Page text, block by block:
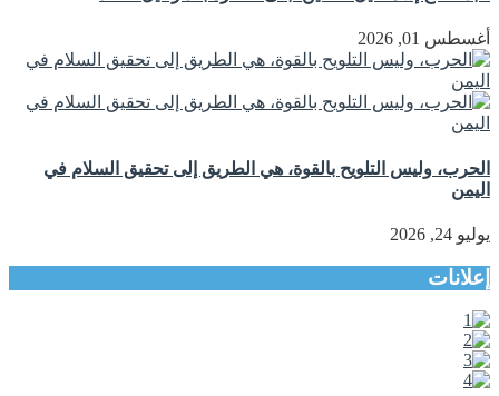
أغسطس 01, 2026
الحرب، وليس التلويح بالقوة، هي الطريق إلى تحقيق السلام في
اليمن
يوليو 24, 2026
إعلانات